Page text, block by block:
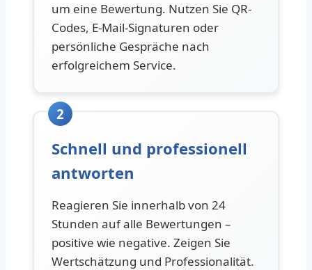
um eine Bewertung. Nutzen Sie QR-
Codes, E-Mail-Signaturen oder
persönliche Gespräche nach
erfolgreichem Service.
2
Schnell und professionell
antworten
Reagieren Sie innerhalb von 24
Stunden auf alle Bewertungen –
positive wie negative. Zeigen Sie
Wertschätzung und Professionalität.